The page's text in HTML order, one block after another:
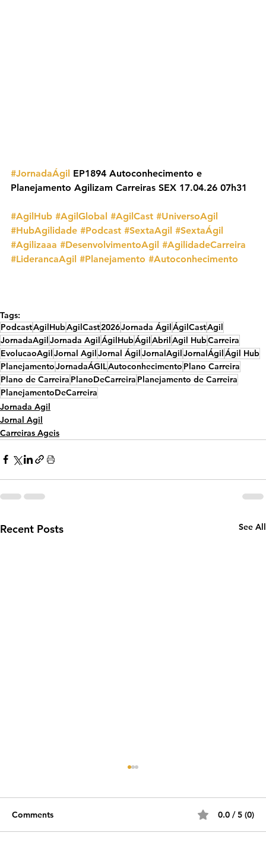
#JornadaÁgil EP1894 Autoconhecimento e
Planejamento Agilizam Carreiras SEX 17.04.26 07h31
#AgilHub #AgilGlobal #AgilCast #UniversoAgil
#HubAgilidade #Podcast #SextaAgil #SextaÁgil
#Agilizaaa #DesenvolvimentoAgil #AgilidadeCarreira
#LiderancaAgil #Planejamento #Autoconhecimento
Tags:
PodcastAgilHubAgilCast2026Jornada ÁgilÁgilCastAgil
JornadaAgilJornada AgilÁgilHubÁgilAbrilAgil HubCarreira
EvolucaoAgilJornal AgilJornal ÁgilJornalAgilJornalÁgilÁgil Hub
PlanejamentoJornadaÁGILAutoconhecimento Plano Carreira
Plano de Carreira PlanoDeCarreira Planejamento de Carreira
PlanejamentoDeCarreira
Jornada Agil
Jornal Agil
Carreiras Ageis
Recent Posts See All
Comments 0.0 / 5 (0)